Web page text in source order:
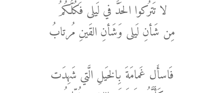
لا تَترُكوا الحَدَّ في لَيلى فَكُلُّكُمُ
مِن شَأنِ لَيلى وَشَأنِ القَينِ مُرتابُ
فَاسأَل غَمامَةَ بِالخَيلِ الَّتي شَهِدَت